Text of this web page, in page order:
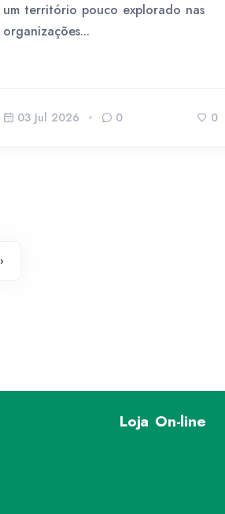
um território pouco explorado nas
organizações...
03 Jul 2026 0 0
›
Loja On-line